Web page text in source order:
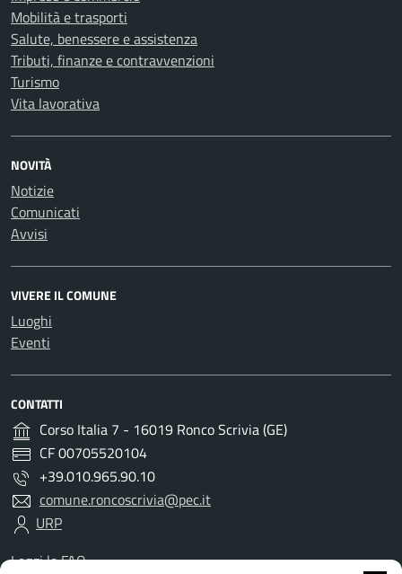
Mobilità e trasporti
Salute, benessere e assistenza
Tributi, finanze e contravvenzioni
Turismo
Vita lavorativa
NOVITÀ
Notizie
Comunicati
Avvisi
VIVERE IL COMUNE
Luoghi
Eventi
CONTATTI
Corso Italia 7 - 16019 Ronco Scrivia (GE)
CF 00705520104
+39.010.965.90.10
comune.roncoscrivia@pec.it
URP
Leggi le FAQ